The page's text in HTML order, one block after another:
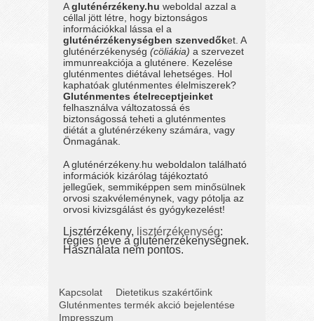
Agluténérzékeny.hu weboldal azzal a
céllal jött létre, hogy biztonságos
információkkal lássa el a
gluténérzékenységben szenvedőket. A
gluténérzékenység(cöliákia) a szervezet
immunreakciója a gluténere. Kezelése
gluténmentes diétával lehetséges. Hol
kaphatóak gluténmentes élelmiszerek?
Gluténmentes ételreceptjeinket
felhasználva változatossá és
biztonságossá teheti a gluténmentes
diétát a gluténérzékeny számára, vagy
Önmagának.
A gluténérzékeny.hu weboldalon található
információk kizárólag tájékoztató
jellegűek, semmiképpen sem minősülnek
orvosi szakvéleménynek, vagy pótolja az
orvosi kivizsgálást és gyógykezelést!
Lisztérzékeny, lisztérzékenység:
régies neve a gluténérzékenységnek.
Használata nem pontos.
Kapcsolat
Dietetikus szakértőink
Gluténmentes termék akció bejelentése
Impresszum